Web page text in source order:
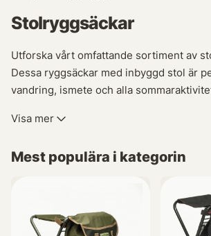
Stolryggsäckar
Utforska vårt omfattande sortiment av
Dessa ryggsäckar med inbyggd stol är
vandring, ismete och alla
sitser till välstopprade modeller med
utrymme för att bära dina
Våra fiskestolar kombinerat i form av en
både funktionalitet och komfort
dig att ha händerna fria när det behovs
Visa mer
Mest populära i kategorin